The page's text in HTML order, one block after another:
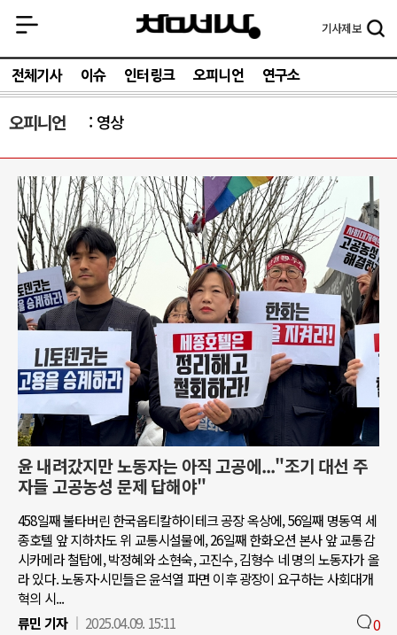
기사제보
전체기사 이슈 인터링크 오피니언 연구소
오피니언 영상
윤 내려갔지만 노동자는 아직 고공에..."조기 대선 주
자들 고공농성 문제 답해야"
458일째 불타버린 한국옵티칼하이테크 공장 옥상에, 56일째 명동역 세
종호텔 앞 지하차도 위 교통시설물에, 26일째 한화오션 본사 앞 교통감
시카메라 철탑에, 박정혜와 소현숙, 고진수, 김형수 네 명의 노동자가 올
라 있다. 노동자·시민들은 윤석열 파면 이후 광장이 요구하는 사회대개
혁의 시...
류민 기자
2025.04.09. 15:11 0